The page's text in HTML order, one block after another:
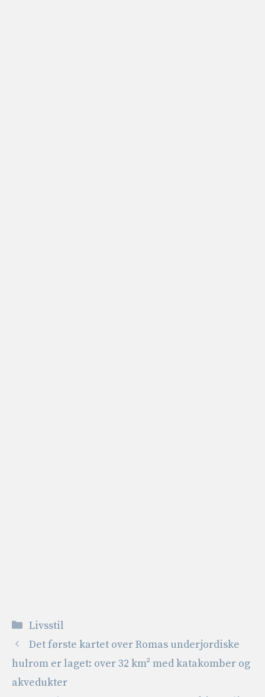
Kategorier
Livsstil
Det første kartet over Romas underjordiske
hulrom er laget: over 32 km² med katakomber og
akvedukter